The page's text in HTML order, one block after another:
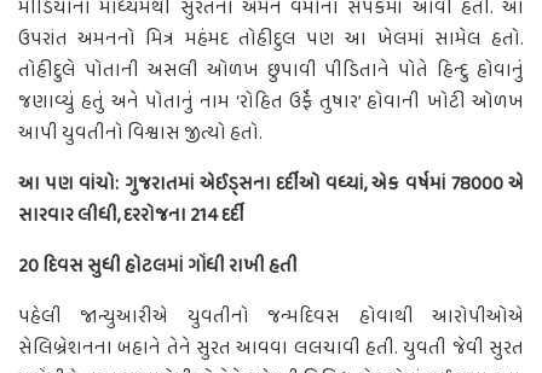
મીડિયાના માધ્યમથી સુરતના અમન વર્માના સંપર્કમાં આવી હતી. આ
ઉપરાંત અમનનો મિત્ર મહંમદ તોહીદુલ પણ આ ખેલમાં સામેલ હતો.
તોહીદુલે પોતાની અસલી ઓળખ છુપાવી પીડિતાને પોતે હિન્દુ હોવાનું
જણાવ્યું હતું અને પોતાનું નામ ‘રોહિત ઉર્ફે તુષાર’ હોવાની ખોટી ઓળખ
આપી યુવતીનો વિશ્વાસ જીત્યો હતો.
આ પણ વાંચો: ગુજરાતમાં એઈડ્સના દર્દીઓ વધ્યાં, એક વર્ષમાં 78000 એ
સારવાર લીધી, દરરોજના 214 દર્દી
20 દિવસ સુધી હોટલમાં ગોંધી રાખી હતી
પહેલી જાન્યુઆરીએ યુવતીનો જન્મદિવસ હોવાથી આરોપીઓએ
સેલિબ્રેશનના બહાને તેને સુરત આવવા લલચાવી હતી. યુવતી જેવી સુરત